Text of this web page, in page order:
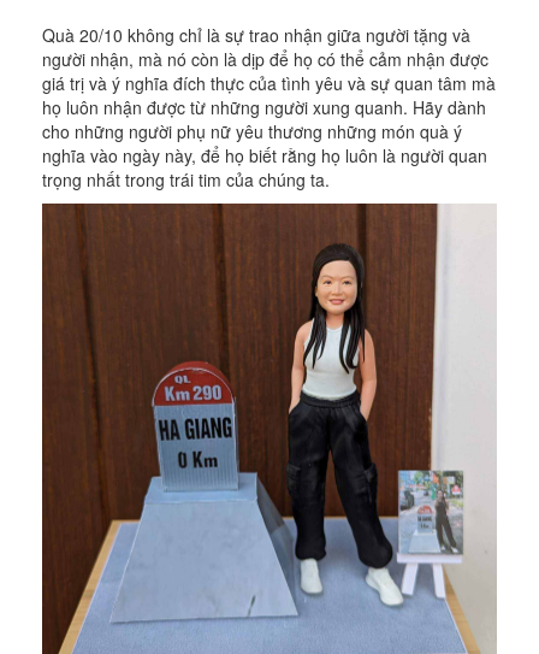
Quà 20/10 không chỉ là sự trao nhận giữa người tặng và
người nhận, mà nó còn là dịp để họ có thể cảm nhận được
giá trị và ý nghĩa đích thực của tình yêu và sự quan tâm mà
họ luôn nhận được từ những người xung quanh. Hãy dành
cho những người phụ nữ yêu thương những món quà ý
nghĩa vào ngày này, để họ biết rằng họ luôn là người quan
trọng nhất trong trái tim của chúng ta.